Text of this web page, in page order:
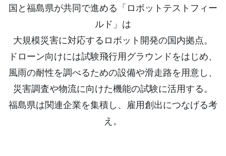
国と福島県が共同で進める「ロボットテストフィー
ルド」は
大規模災害に対応するロボット開発の国内拠点。
ドローン向けには試験飛行用グラウンドをはじめ、
風雨の耐性を調べるための設備や滑走路を用意し、
災害調査や物流に向けた機能の試験に活用する。
福島県は関連企業を集積し、雇用創出につなげる考
え。